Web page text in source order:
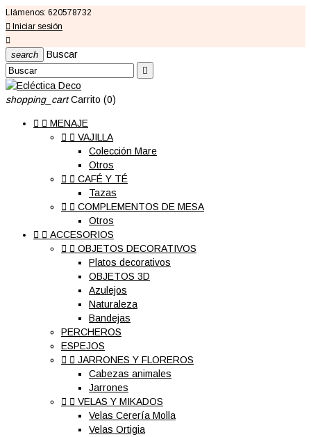
Llámenos: 620578732
 Iniciar sesión

search Buscar

shopping_cart Carrito (0)
  MENAJE
  VAJILLA
Colección Mare
Otros
  CAFÉ Y TÉ
Tazas
  COMPLEMENTOS DE MESA
Otros
  ACCESORIOS
  OBJETOS DECORATIVOS
Platos decorativos
OBJETOS 3D
Azulejos
Naturaleza
Bandejas
PERCHEROS
ESPEJOS
  JARRONES Y FLOREROS
Cabezas animales
Jarrones
  VELAS Y MIKADOS
Velas Cerería Molla
Velas Ortigia